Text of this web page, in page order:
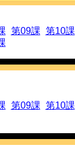
ッチカーブ表示は
再生，ページ単位
コン，列単位での
下の赤青アイコ
，音声ファイルを
ダウンロードし，
第09課 第10課
第09課 第10課